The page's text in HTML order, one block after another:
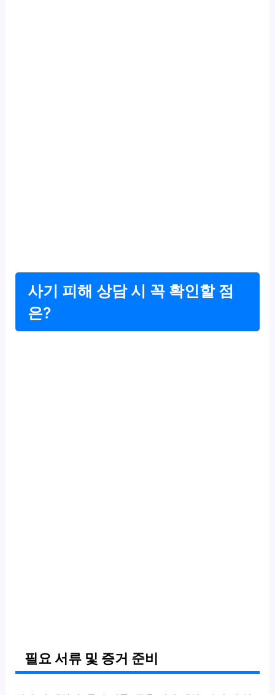
사기 피해 상담 시 꼭 확인할 점
은?
필요 서류 및 증거 준비